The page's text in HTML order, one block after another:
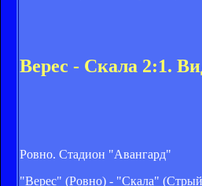
Верес - Скала 2:1.
Ровно. Стадион "Авангард"
"Верес" (Ровно) - "Скала"